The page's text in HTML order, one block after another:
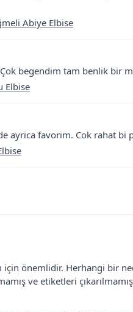
Abiye Elbise
begendim tam benlik bir
Elbise
ayrica favorim. Cok rahat bi
önemlidir. Herhangi bir
ve etiketleri